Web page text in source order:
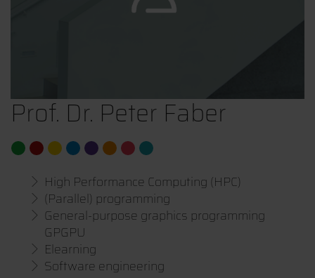
Prof. Dr. Peter Faber
High Performance Computing (HPC)
(Parallel) programming
General-purpose graphics programming
GPGPU
Elearning
Software engineering